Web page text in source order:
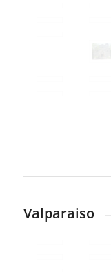
Valparaiso